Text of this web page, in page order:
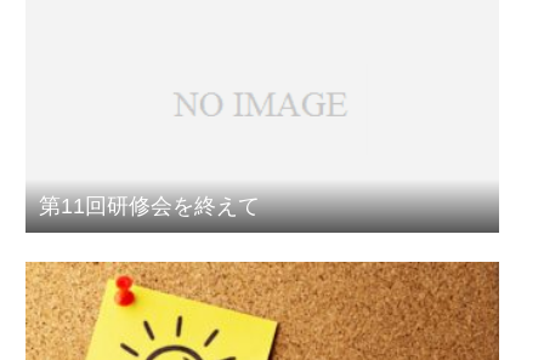
第11回研修会を終えて